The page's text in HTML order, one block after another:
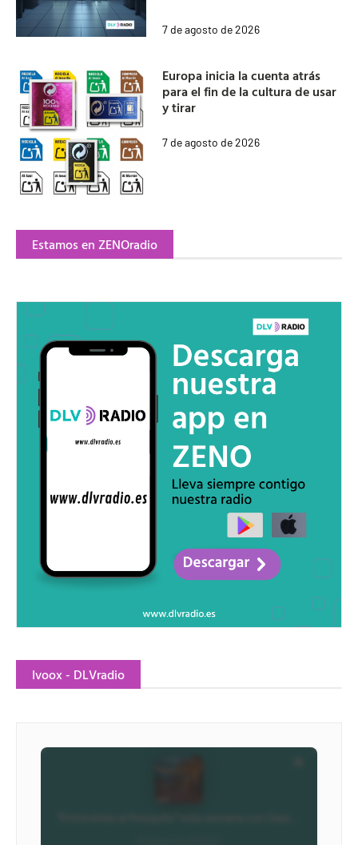
7 de agosto de 2026
Europa inicia la cuenta atrás
para el fin de la cultura de usar
y tirar
7 de agosto de 2026
Estamos en ZENOradio
Ivoox - DLVradio